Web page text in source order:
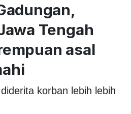
Tengah
asal
korban lebih lebih